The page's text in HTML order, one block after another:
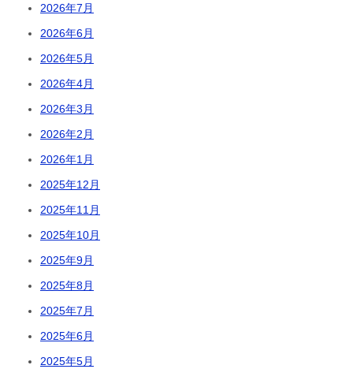
2026年7月
2026年6月
2026年5月
2026年4月
2026年3月
2026年2月
2026年1月
2025年12月
2025年11月
2025年10月
2025年9月
2025年8月
2025年7月
2025年6月
2025年5月